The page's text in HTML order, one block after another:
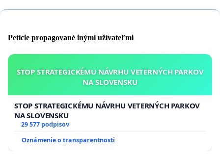
Petície propagované inými užívateľmi
STOP STRATEGICKÉMU NÁVRHU VETERNÝCH PARKOV
NA SLOVENSKU
STOP STRATEGICKÉMU NÁVRHU VETERNÝCH PARKOV
NA SLOVENSKU
29 577 podpisov
Oznámenie o transparentnosti